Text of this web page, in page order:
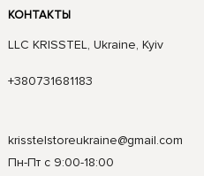
КОНТАКТЫ
LLC KRISSTEL, Ukraine, Kyiv
+380731681183
krisstelstoreukraine@gmail.com
Пн-Пт с 9:00-18:00